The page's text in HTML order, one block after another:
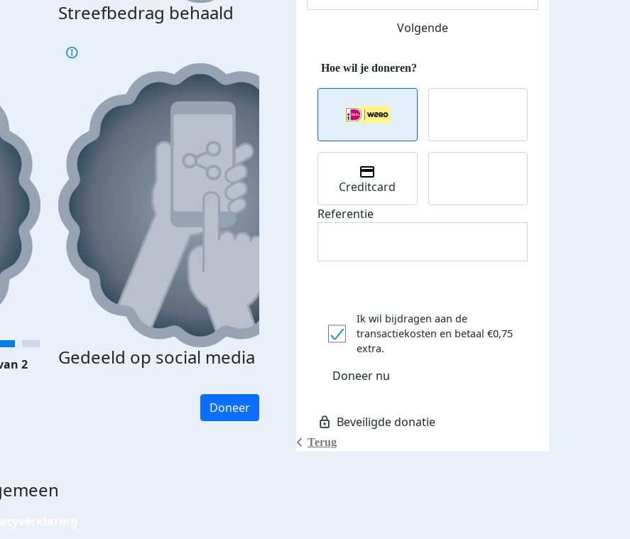
Streefbedrag behaald Streefbedrag verhoogd
Gedeeld op social media Donateurs bedankt
2
Doneer
Volgende
Terug
Creditcard
Referentie
Ik wil bijdragen aan de
transactiekosten en betaal €0,75
extra.
Doneer nu